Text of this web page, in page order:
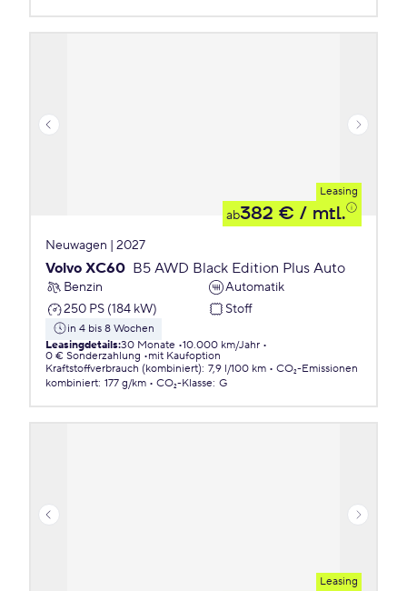
Leasing
ab382 € / mtl.
Neuwagen | 2027
Volvo XC60 B5 AWD Black Edition Plus Auto
Benzin
Automatik
250 PS (184 kW)
Stoff
in 4 bis 8 Wochen
Leasingdetails:30 Monate 10.000 km/Jahr
0 € Sonderzahlung
mit Kaufoption
Kraftstoffverbrauch (kombiniert): 7,9 l/100 km
CO₂-Emissionen
kombiniert: 177 g/km CO₂-Klasse: G
Leasing